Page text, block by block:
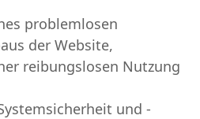
problemlosen
der Website,
reibungslosen Nutzung
und -